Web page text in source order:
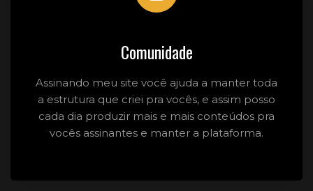
Comunidade
Assinando meu site você ajuda a manter toda
a estrutura que criei pra vocês, e assim posso
cada dia produzir mais e mais conteúdos pra
vocês assinantes e manter a plataforma.